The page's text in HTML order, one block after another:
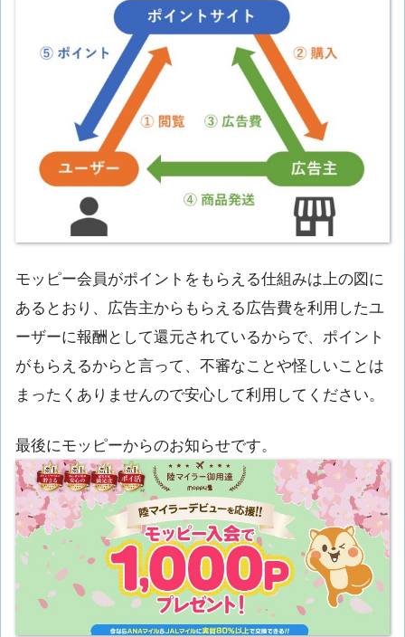
モッピー会員がポイントをもらえる仕組みは上の図に
あるとおり、広告主からもらえる広告費を利用したユ
ーザーに報酬として還元されているからで、ポイント
がもらえるからと言って、不審なことや怪しいことは
まったくありませんので安心して利用してください。
最後にモッピーからのお知らせです。